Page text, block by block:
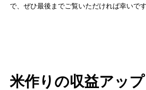
で、ぜひ最後までご覧いただければ幸いです
米作りの収益アッ